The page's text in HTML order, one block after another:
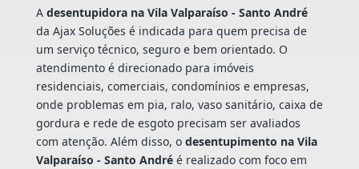
A desentupidora na Vila Valparaíso - Santo André
da Ajax Soluções é indicada para quem precisa de
um serviço técnico, seguro e bem orientado. O
atendimento é direcionado para imóveis
residenciais, comerciais, condomínios e empresas,
onde problemas em pia, ralo, vaso sanitário, caixa de
gordura e rede de esgoto precisam ser avaliados
com atenção. Além disso, o desentupimento na Vila
Valparaíso - Santo Andréé realizado com foco em